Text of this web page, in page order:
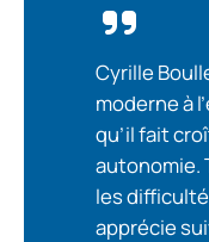
Cyrille
moderne à
qu’il fait
autonomie.
les
apprécie